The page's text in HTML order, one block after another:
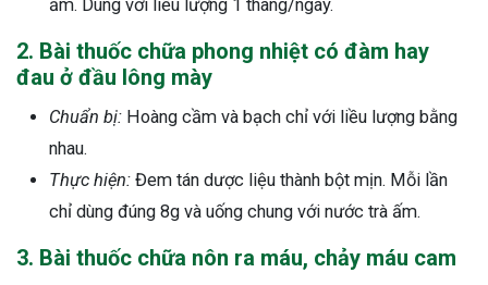
ấm. Dùng với liều lượng 1 thang/ngày.
2. Bài thuốc chữa phong nhiệt có đàm hay
đau ở đầu lông mày
Chuẩn bị: Hoàng cầm và bạch chỉ với liều lượng bằng
nhau.
Thực hiện: Đem tán dược liệu thành bột mịn. Mỗi lần
chỉ dùng đúng 8g và uống chung với nước trà ấm.
3. Bài thuốc chữa nôn ra máu, chảy máu cam